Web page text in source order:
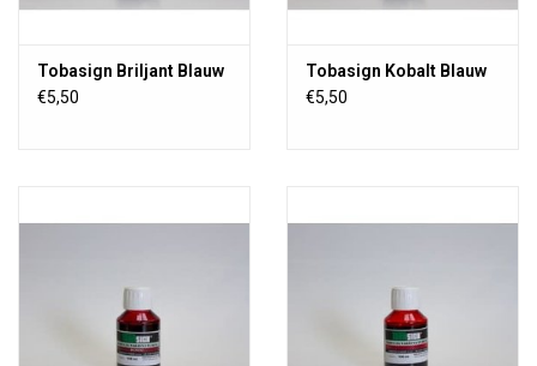
Tobasign Briljant Blauw
€5,50
Tobasign Kobalt Blauw
€5,50